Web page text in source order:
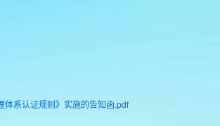
体系认证规则》实施的告知函.pdf